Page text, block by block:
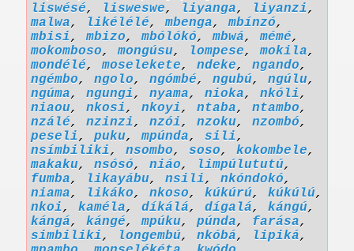
liswésé, lisweswe, liyanga, liyanzi,
malwa, likélélé,mbenga,mbínzó,
mbisi,mbizo,mbólókó,mbwá,mémé,
mokomboso,mongúsu, lompese,mokila,
mondélé,moselekete, ndeke, ngando,
ngémbo, ngolo, ngómbé, ngubú, ngúlu,
ngúma, ngungi, nyama, nioka, nkóli,
niaou, nkosi, nkoyi, ntaba, ntambo,
nzálé, nzinzi, nzói, nzoku, nzombó,
peseli, puku,mpúnda, sili,
nsímbiliki, nsombo, soso, kokombele,
makaku, nsósó, niáo, limpúlututú,
fumba, likayábu, nsili, nkóndokó,
niama, likáko, nkoso, kúkúrú, kúkúlú,
nkoi, kaméla, díkálá, dígalá, kángú,
kángá, kángé,mpúku, púnda, farása,
simbiliki, longembú, nkóbá, lipiká,